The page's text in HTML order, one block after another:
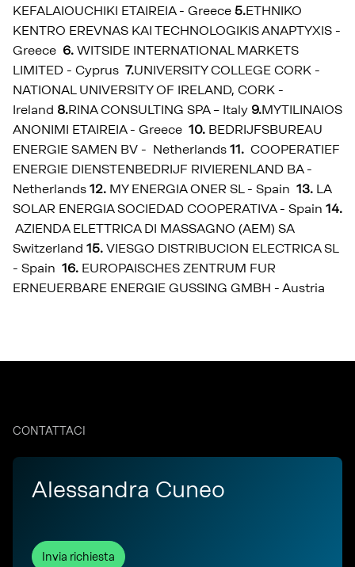
KEFALAIOUCHIKI ETAIREIA - Greece 5.ETHNIKO
KENTRO EREVNAS KAI TECHNOLOGIKIS ANAPTYXIS -
Greece 6. WITSIDE INTERNATIONAL MARKETS
LIMITED - Cyprus 7.UNIVERSITY COLLEGE CORK -
NATIONAL UNIVERSITY OF IRELAND, CORK -
Ireland 8.RINA CONSULTING SPA – Italy 9.MYTILINAIOS
ANONIMI ETAIREIA - Greece 10. BEDRIJFSBUREAU
ENERGIE SAMEN BV - Netherlands 11. COOPERATIEF
ENERGIE DIENSTENBEDRIJF RIVIERENLAND BA -
Netherlands 12. MY ENERGIA ONER SL - Spain 13. LA
SOLAR ENERGIA SOCIEDAD COOPERATIVA - Spain 14.
AZIENDA ELETTRICA DI MASSAGNO (AEM) SA
Switzerland 15. VIESGO DISTRIBUCION ELECTRICA SL
- Spain 16. EUROPAISCHES ZENTRUM FUR
ERNEUERBARE ENERGIE GUSSING GMBH - Austria
CONTATTACI
Alessandra Cuneo
Invia richiesta